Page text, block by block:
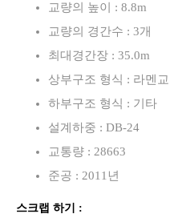
교량의 높이 : 8.8m
교량의 경간수 : 3개
최대경간장 : 35.0m
상부구조 형식 : 라멘교
하부구조 형식 : 기타
설계하중 : DB-24
교통량 : 28663
준공 : 2011년
스크랩 하기 :